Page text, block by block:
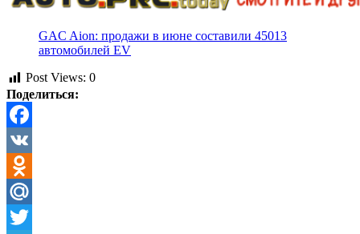
GAC Aion: продажи в июне составили 45013
автомобилей EV
Post Views: 0
Поделиться:
Facebook
VK
Odnoklassniki
Mail.Ru